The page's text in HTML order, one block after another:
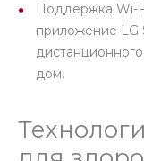
Поддержка Wi-
приложение LG
дом.